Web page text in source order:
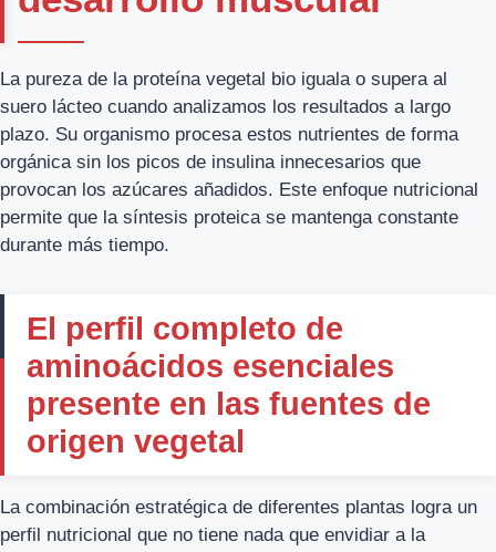
La pureza de la proteína vegetal bio iguala o supera al
suero lácteo cuando analizamos los resultados a largo
plazo. Su organismo procesa estos nutrientes de forma
orgánica sin los picos de insulina innecesarios que
provocan los azúcares añadidos. Este enfoque nutricional
permite que la síntesis proteica se mantenga constante
durante más tiempo.
El perfil completo de
aminoácidos esenciales
presente en las fuentes de
origen vegetal
La combinación estratégica de diferentes plantas logra un
perfil nutricional que no tiene nada que envidiar a la